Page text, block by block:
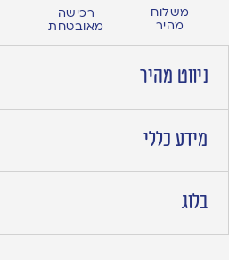
משלוח
מהיר
רכישה
מאובטחת
ניווט מהיר
מידע כללי
בלוג